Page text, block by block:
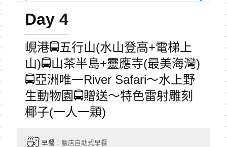
Day 4
峴港🚍五行山(水山登高+電梯上
山)🚍山茶半島+靈應寺(最美海灣)
🚍亞洲唯一River Safari～水上野
生動物園🚍贈送～特色雷射雕刻
椰子(一人一顆)
早餐：飯店自助式早餐